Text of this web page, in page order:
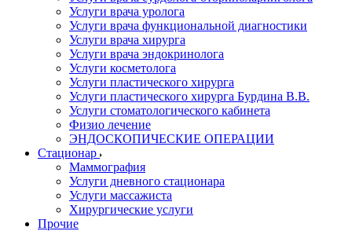
Услуги врача уролога
Услуги врача функциональной диагностики
Услуги врача хирурга
Услуги врача эндокринолога
Услуги косметолога
Услуги пластического хирурга
Услуги пластического хирурга Бурдина В.В.
Услуги стоматологического кабинета
Физио лечение
ЭНДОСКОПИЧЕСКИЕ ОПЕРАЦИИ
Стационар
Маммография
Услуги дневного стационара
Услуги массажиста
Хирургические услуги
Прочие